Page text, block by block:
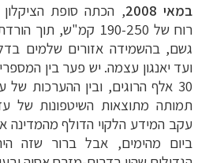
במאי 2008
, הכתה סופת הציקלון
רוחשל 190-250 קמ"ש, תוך הורדת כ- 500
גשם, בהשמידה אזורים שלמים
ועד יאנגון עצמה. יש פער בין
30 אלף הרוגים, ובין
ההערכות של
תמותה מתוצאות השיטפונות של
עקב המידע הלקוי הדולף מהמדינה
ביום מהימים, אבל ברור שזה